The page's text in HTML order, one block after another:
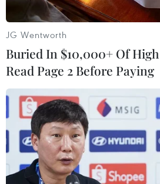
JG Wentworth
Buried In $10,000+ Of
Read Page 2 Before Paying